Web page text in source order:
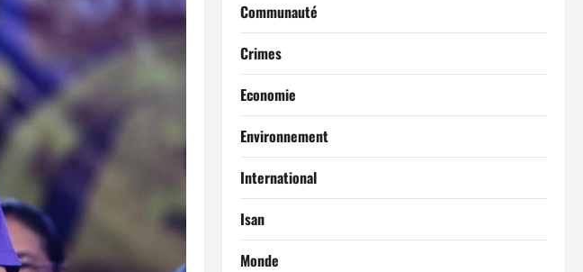
Communauté
Crimes
Economie
Environnement
International
Isan
Monde